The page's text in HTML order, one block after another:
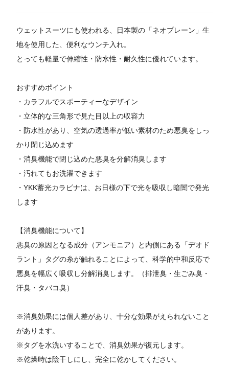
ウェットスーツにも使われる、日本製の「ネオプレーン」生
地を使用した、便利なウンチ入れ。
とっても軽量で伸縮性・防水性・耐久性に優れています。
おすすめポイント
・カラフルでスポーティーなデザイン
・立体的な三角形で見た目以上の収容力
・防水性があり、空気の透過率が低い素材のため悪臭をしっ
かり閉じ込めます
・消臭機能で閉じ込めた悪臭を分解消臭します
・汚れてもお洗濯できます
・YKK蓄光カラビナは、お日様の下で光を吸収し暗闇で発光
します
【消臭機能について】
悪臭の原因となる成分（アンモニア）と内側にある「デオド
ラント」タグの糸が触れることによって、科学的中和反応で
悪臭を幅広く吸収し分解消臭します。（排泄臭・生ごみ臭・
汗臭・タバコ臭）
※消臭効果には個人差があり、十分な効果がえられないこと
があります。
※タグを水洗いすることで、消臭効果が復元します。
※乾燥時は陰干しにし、完全に乾かしてください。